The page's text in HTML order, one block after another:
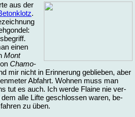
aus der
.
ei­nen
Mont
Cha­mo­
mir nicht in Erin­ne­rung ge­blie­ben, aber
Ab­fahrt. Woh­nen muss man
tut es auch. Ich wer­de Flaine nie ver­
dem al­le Lif­te ge­schlos­sen wa­ren, be­
zu üben.